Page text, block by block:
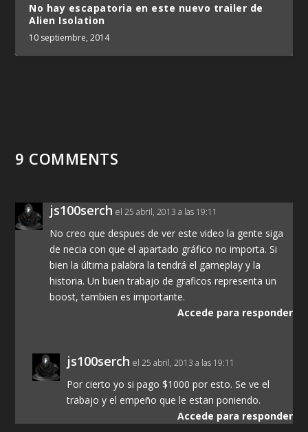
No hay escapatoria en este nuevo trailer de
Alien Isolation
10 septiembre, 2014
9 COMMENTS
js100serch el 25 abril, 2013 a las 19:11
No creo que despues de ver este video la gente siga
de necia con que el apartado gráfico no importa. Si
bien la última palabra la tendrá el gameplay y la
historia. Un buen trabajo de graficos representa un
boost, tambien es importante.
Accede para responder
js100serch el 25 abril, 2013 a las 19:11
Por cierto yo si pago $1000 por esto. Se ve el
trabajo y el empeño que le estan poniendo.
Accede para responder